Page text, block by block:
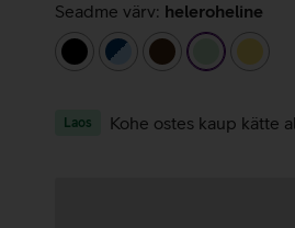
Seadme värv: heleroheline
musttumesinine/helesinine
tumepruunheleroheline
Laos Kohe ostes kaup kätte